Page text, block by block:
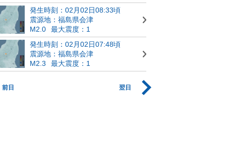
発生時刻：02月02日08:33頃
震源地：福島県会津
M2.0
最大震度：1
発生時刻：02月02日07:48頃
震源地：福島県会津
M2.3
最大震度：1
前日 翌日